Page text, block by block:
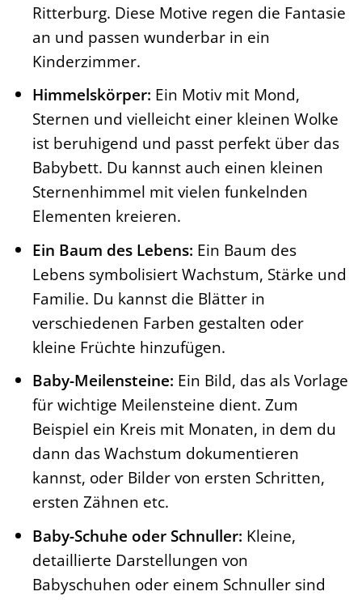
Ritterburg. Diese Motive regen die Fantasie
an und passen wunderbar in ein
Kinderzimmer.
Himmelskörper: Ein Motiv mit Mond,
Sternen und vielleicht einer kleinen Wolke
ist beruhigend und passt perfekt über das
Babybett. Du kannst auch einen kleinen
Sternenhimmel mit vielen funkelnden
Elementen kreieren.
Ein Baum des Lebens: Ein Baum des
Lebens symbolisiert Wachstum, Stärke und
Familie. Du kannst die Blätter in
verschiedenen Farben gestalten oder
kleine Früchte hinzufügen.
Baby-Meilensteine: Ein Bild, das als Vorlage
für wichtige Meilensteine dient. Zum
Beispiel ein Kreis mit Monaten, in dem du
dann das Wachstum dokumentieren
kannst, oder Bilder von ersten Schritten,
ersten Zähnen etc.
Baby-Schuhe oder Schnuller: Kleine,
detaillierte Darstellungen von
Babyschuhen oder einem Schnuller sind